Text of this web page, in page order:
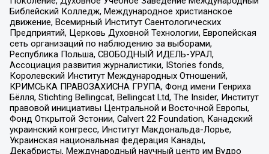
Библейский Колледж, Международное христианское
движение, Всемирный Институт Саентологических
Предприятий, Церковь Духовной Технологии, Европейская
сеть организаций по наблюдению за выборами,
Республика Польша, СВОБОДНЫЙ ИДЕЛЬ-УРАЛ,
Ассоциация развития журналистики, IStories fonds,
Королевский Институт Международных Отношений,
КРИМСЬКА ПРАВОЗАХИСНА ГРУПА, Фонд имени Генриха
Бёлля, Stichting Bellingcat, Bellingcat Ltd, The Insider, Институт
правовой инициативы Центральной и Восточной Европы,
Фонд Открытой Эстонии, Calvert 22 Foundation, Канадский
украинский конгресс, Институт Макдональда-Лорье,
Украинская национальная федерация Канады,
Декабристы, Международный научный центр им Вудро